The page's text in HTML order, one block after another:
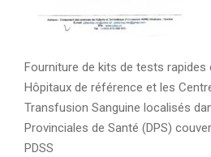
Fourniture de kits de tests rapides
Hôpitaux de référence et les
Transfusion Sanguine localisés
Provinciales de Santé (DPS)
PDSS